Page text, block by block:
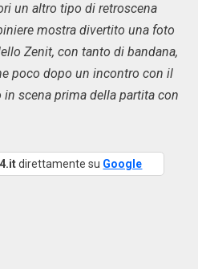
un altro tipo di retroscena
mostra divertito una foto
Zenit, con tanto di bandana,
poco dopo un incontro con il
scena prima della partita con
direttamente su Google